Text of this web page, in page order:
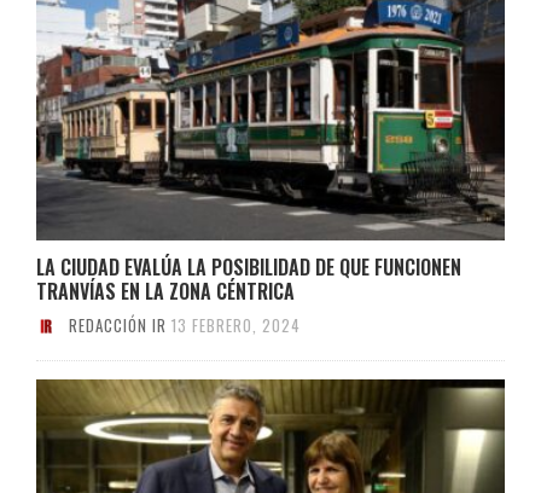
LA CIUDAD EVALÚA LA POSIBILIDAD DE QUE FUNCIONEN
TRANVÍAS EN LA ZONA CÉNTRICA
REDACCIÓN IR 13 FEBRERO, 2024